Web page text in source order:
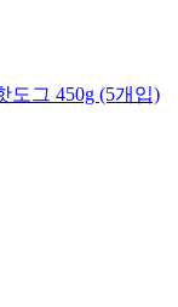
도그 450g (5개입)